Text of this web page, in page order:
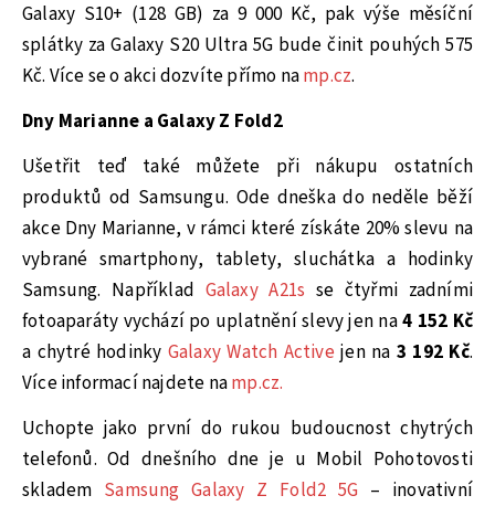
Galaxy S10+ (128 GB) za 9 000 Kč, pak výše měsíční
splátky za Galaxy S20 Ultra 5G bude činit pouhých 575
Kč. Více se o akci dozvíte přímo namp.cz.
Dny Marianne a Galaxy Z Fold2
Ušetřit teď také můžete při nákupu ostatních
produktů od Samsungu. Ode dneška do neděle běží
akce Dny Marianne, v rámci které získáte 20% slevu na
vybrané smartphony, tablety, sluchátka a hodinky
Samsung. Například Galaxy A21s se čtyřmi zadními
fotoaparáty vychází po uplatnění slevy jen na4 152 Kč
a chytré hodinky Galaxy Watch Active jen na 3 192 Kč.
Více informací najdete namp.cz.
Uchopte jako první do rukou budoucnost chytrých
telefonů. Od dnešního dne je u Mobil Pohotovosti
skladem Samsung Galaxy Z Fold2 5G – inovativní